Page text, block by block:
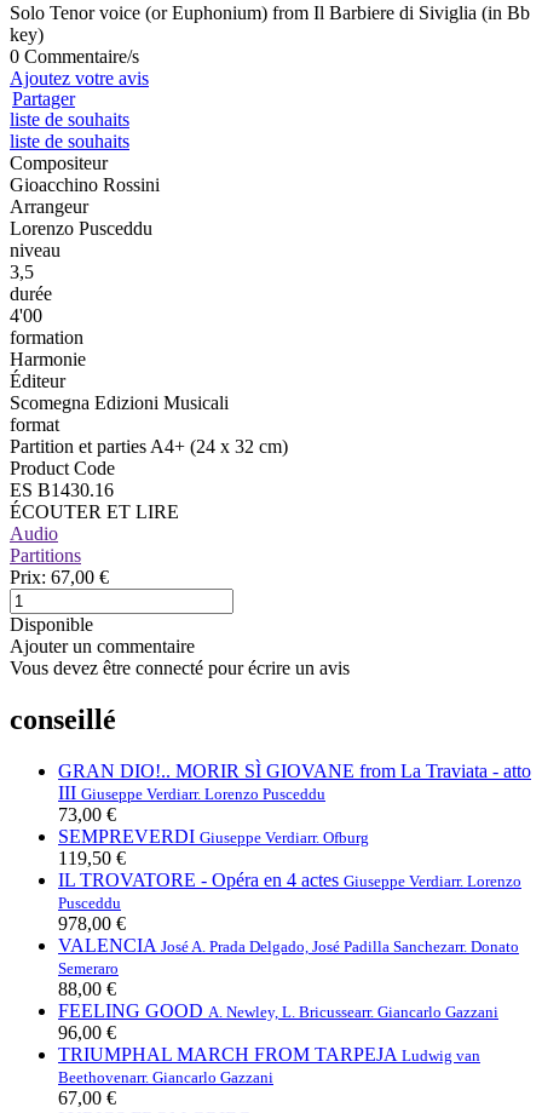
Solo Tenor voice (or Euphonium) from Il Barbiere di Siviglia (in Bb
key)
0 Commentaire/s
Ajoutez votre avis
Partager
liste de souhaits
liste de souhaits
Compositeur
Gioacchino Rossini
Arrangeur
Lorenzo Pusceddu
niveau
3,5
durée
4'00
formation
Harmonie
Éditeur
Scomegna Edizioni Musicali
format
Partition et parties A4+ (24 x 32 cm)
Product Code
ES B1430.16
ÉCOUTER ET LIRE
Audio
Partitions
Prix: 67,00 €
Disponible
Ajouter un commentaire
Vous devez être connecté pour écrire un avis
conseillé
GRAN DIO!.. MORIR SÌ GIOVANE from La Traviata - atto
III Giuseppe Verdiarr. Lorenzo Pusceddu
73,00 €
SEMPREVERDI Giuseppe Verdiarr. Ofburg
119,50 €
IL TROVATORE - Opéra en 4 actes Giuseppe Verdiarr. Lorenzo
Pusceddu
978,00 €
VALENCIA José A. Prada Delgado, José Padilla Sanchezarr. Donato
Semeraro
88,00 €
FEELING GOOD A. Newley, L. Bricussearr. Giancarlo Gazzani
96,00 €
TRIUMPHAL MARCH FROM TARPEJA Ludwig van
Beethovenarr. Giancarlo Gazzani
67,00 €